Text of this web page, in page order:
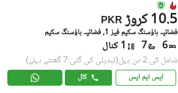
PKR 10.5 کروڑ
فضائیہ ہاؤسنگ سکیم فیز 1, فضائیہ ہاؤسنگ سکیم
6
7 1 کنال
شامل کی:2 دن پہل (تبدیلی کی گئی:7 گھنٹے پہلے)
ایس ایم ایس کال